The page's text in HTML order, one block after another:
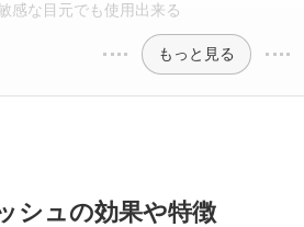
感な目元でも使用出来る
もっと見る
シュの効果や特徴